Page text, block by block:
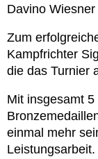
Davino
Zum
Kampfrichter
die das Turnier
Mit insgesamt
einmal mehr